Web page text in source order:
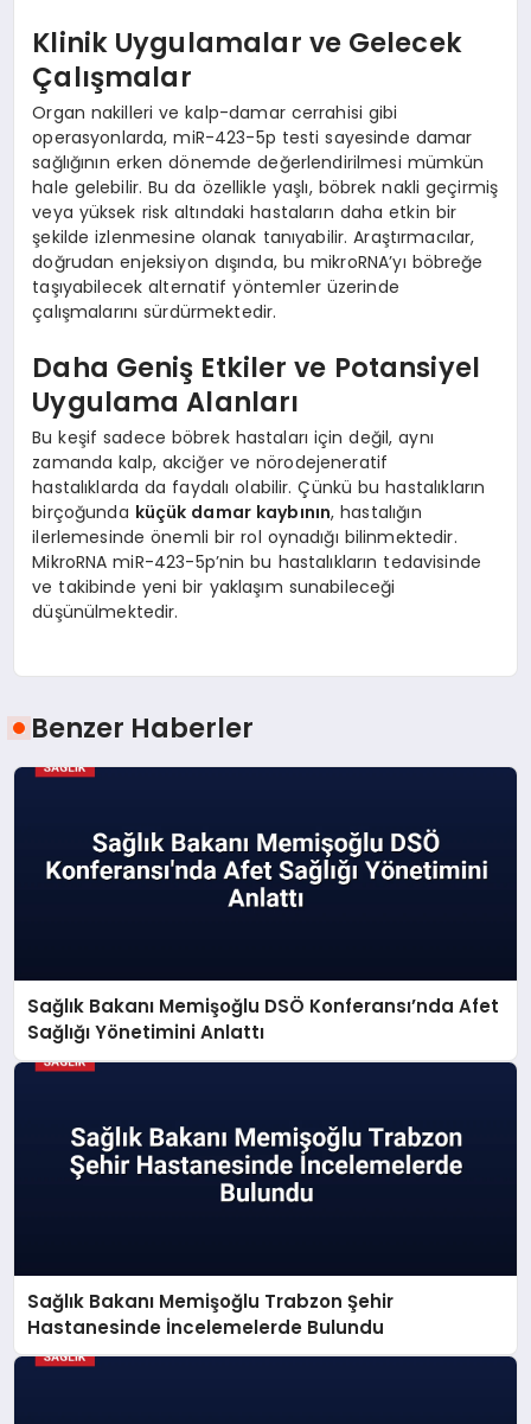
Klinik Uygulamalar ve Gelecek
Çalışmalar
Organ nakilleri ve kalp-damar cerrahisi gibi
operasyonlarda, miR-423-5p testi sayesinde damar
sağlığının erken dönemde değerlendirilmesi mümkün
hale gelebilir. Bu da özellikle yaşlı, böbrek nakli geçirmiş
veya yüksek risk altındaki hastaların daha etkin bir
şekilde izlenmesine olanak tanıyabilir. Araştırmacılar,
doğrudan enjeksiyon dışında, bu mikroRNA’yı böbreğe
taşıyabilecek alternatif yöntemler üzerinde
çalışmalarını sürdürmektedir.
Daha Geniş Etkiler ve Potansiyel
Uygulama Alanları
Bu keşif sadece böbrek hastaları için değil, aynı
zamanda kalp, akciğer ve nörodejeneratif
hastalıklarda da faydalı olabilir. Çünkü bu hastalıkların
birçoğunda küçük damar kaybının, hastalığın
ilerlemesinde önemli bir rol oynadığı bilinmektedir.
MikroRNA miR-423-5p’nin bu hastalıkların tedavisinde
ve takibinde yeni bir yaklaşım sunabileceği
düşünülmektedir.
Benzer Haberler
Sağlık Bakanı Memişoğlu DSÖ Konferansı’nda Afet
Sağlığı Yönetimini Anlattı
Sağlık Bakanı Memişoğlu Trabzon Şehir
Hastanesinde İncelemelerde Bulundu